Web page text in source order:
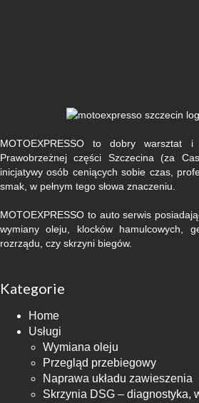
MOTOEXPRESSO to dobry warsztat
Prawobrzeżnej części Szczecina (za
inicjatywy osób ceniących sobie czas,
smak, w pełnym tego słowa znaczeniu.
MOTOEXPRESSO to auto serwis
wymiany oleju, klocków hamulcowych,
rozrządu, czy skrzyni biegów.
Kategorie
Home
Usługi
Wymiana oleju
Przegląd przebiegowy
Naprawa układu zawieszenia
Skrzynia DSG – diagnostyka,